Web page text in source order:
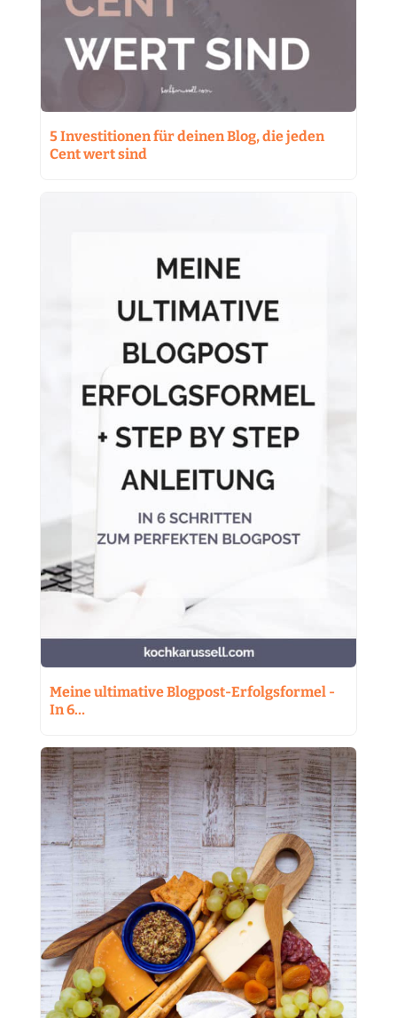
5 Investitionen für deinen Blog, die jeden
Cent wert sind
Meine ultimative Blogpost-Erfolgsformel -
In 6…